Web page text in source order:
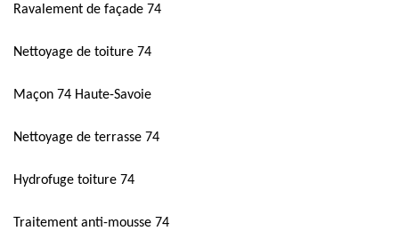
Ravalement de façade 74
Nettoyage de toiture 74
Maçon 74 Haute-Savoie
Nettoyage de terrasse 74
Hydrofuge toiture 74
Traitement anti-mousse 74